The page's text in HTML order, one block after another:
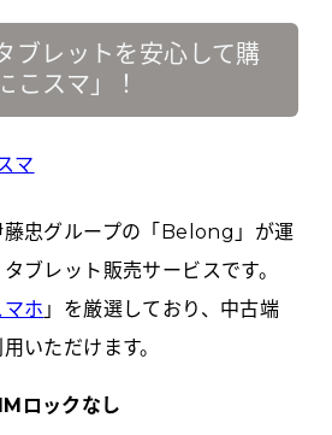
ブレットを安心して購
こスマ」！
藤忠グループの「Belong」が運
ブレット販売サービスです。
ホ 」を厳選しており、中古端
いただけます。
ロックなし